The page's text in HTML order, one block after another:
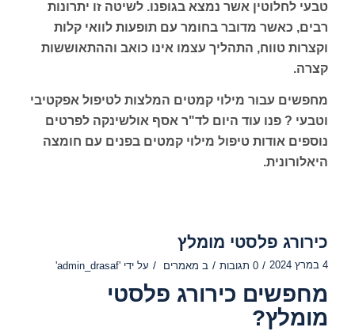
טבעי לחלוטין אשר נמצא בגופנו. לשיטה זו יתרונות
רבים, כאשר מדובר בחומר עם תופעות לוואי קלות
וקצרות טווח, התהליך עצמו אינו כואב וההתאוששות
קצרה.
מחפשים עבור מילוי קמטים המלצות לטיפול אפקטיבי
וטבעי ? פנו עוד היום לד"ר אסף אולשינקה לפרטים
נוספים אודות טיפול מילוי קמטים בפנים עם חומצה
היאלורונית.
כירורג פלסטי מומלץ
4 במרץ 2024 / 0 תגובות / ב מאמרים / על ידי 'admin_drasaf'
מחפשים כירורג פלסטי
מומלץ?